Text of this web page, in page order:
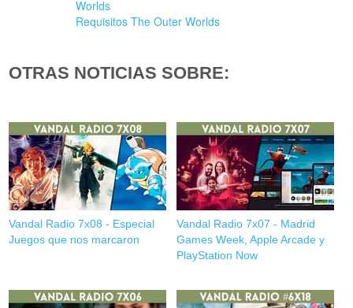
Worlds
Requisitos The Outer Worlds
OTRAS NOTICIAS SOBRE:
Vandal Radio 7x08 - Especial
Juegos que nos marcaron
Vandal Radio 7x07 - Madrid
Games Week, Apple Arcade y
PlayStation Now